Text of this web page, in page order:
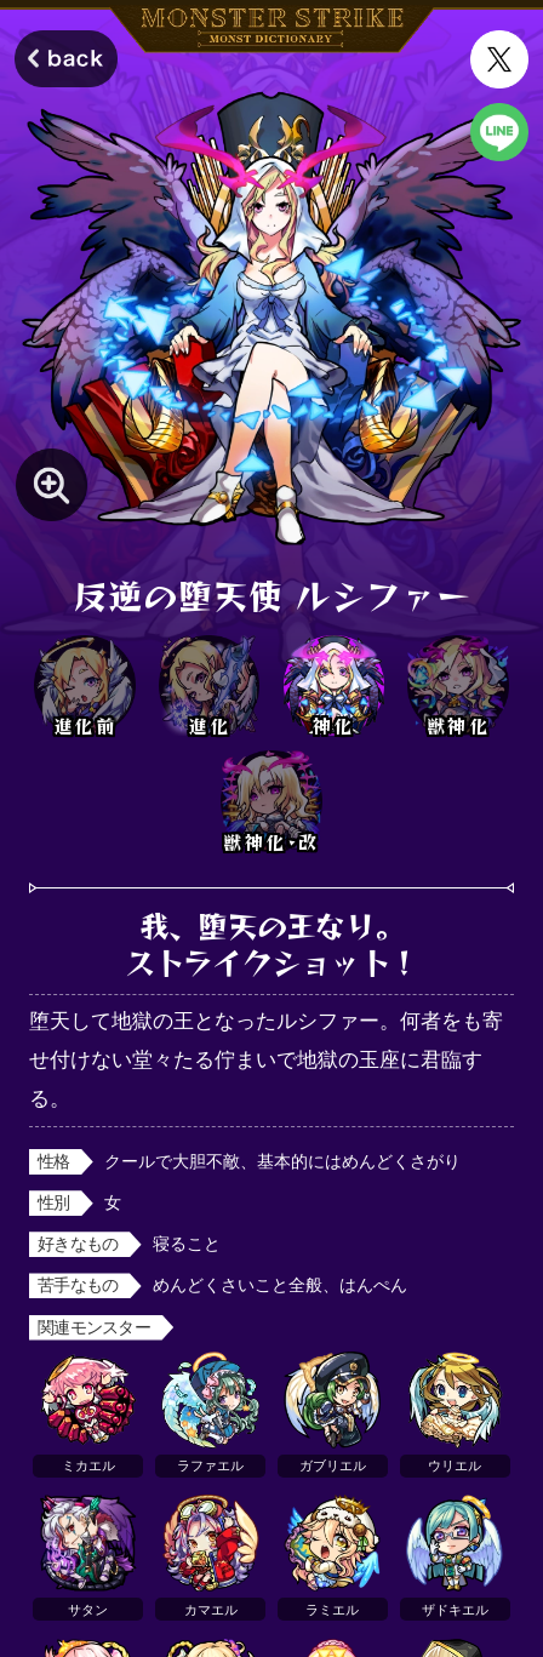
反逆の堕天使 ルシファー
進化前 進化 神化 獣神化
獣神化･改
我、堕天の王なり。
ストライクショット！
堕天して地獄の王となったルシファー。何者をも寄
せ付けない堂々たる佇まいで地獄の玉座に君臨す
る。
性格 クールで大胆不敵、基本的にはめんどくさがり
性別 女
好きなもの 寝ること
苦手なもの めんどくさいこと全般、はんぺん
関連モンスター
ミカエル ラファエル ガブリエル ウリエル
サタン カマエル ラミエル ザドキエル